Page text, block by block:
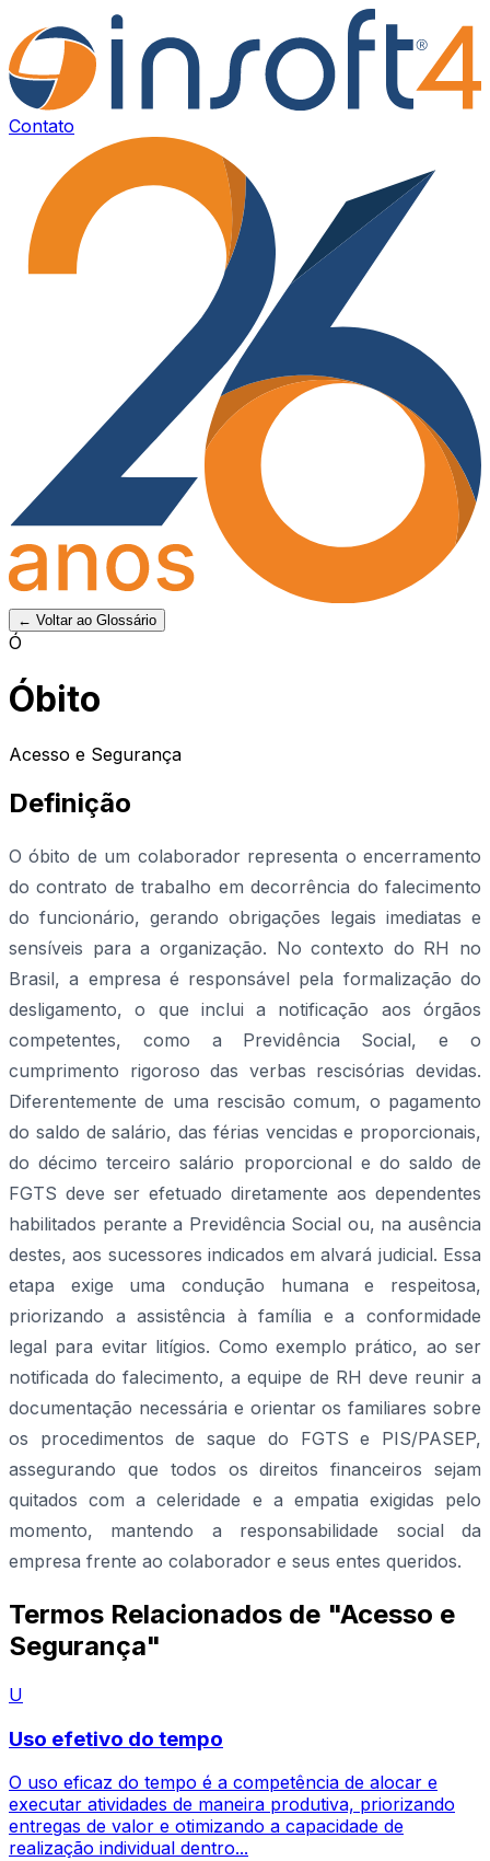
Contato
← Voltar ao Glossário
Ó
Óbito
Acesso e Segurança
Definição
O óbito de um colaborador representa o encerramento
do contrato de trabalho em decorrência do falecimento
do funcionário, gerando obrigações legais imediatas e
sensíveis para a organização. No contexto do RH no
Brasil, a empresa é responsável pela formalização do
desligamento, o que inclui a notificação aos órgãos
competentes, como a Previdência Social, e o
cumprimento rigoroso das verbas rescisórias devidas.
Diferentemente de uma rescisão comum, o pagamento
do saldo de salário, das férias vencidas e proporcionais,
do décimo terceiro salário proporcional e do saldo de
FGTS deve ser efetuado diretamente aos dependentes
habilitados perante a Previdência Social ou, na ausência
destes, aos sucessores indicados em alvará judicial. Essa
etapa exige uma condução humana e respeitosa,
priorizando a assistência à família e a conformidade
legal para evitar litígios. Como exemplo prático, ao ser
notificada do falecimento, a equipe de RH deve reunir a
documentação necessária e orientar os familiares sobre
os procedimentos de saque do FGTS e PIS/PASEP,
assegurando que todos os direitos financeiros sejam
quitados com a celeridade e a empatia exigidas pelo
momento, mantendo a responsabilidade social da
empresa frente ao colaborador e seus entes queridos.
Termos Relacionados de "Acesso e
Segurança"
U
Uso efetivo do tempo
O uso eficaz do tempo é a competência de alocar e
executar atividades de maneira produtiva, priorizando
entregas de valor e otimizando a capacidade de
realização individual dentro...